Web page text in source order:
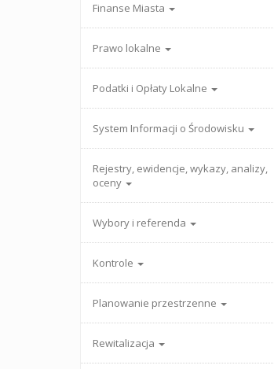
Finanse Miasta
Prawo lokalne
Podatki i Opłaty Lokalne
System Informacji o Środowisku
Rejestry, ewidencje, wykazy, analizy,
oceny
Wybory i referenda
Kontrole
Planowanie przestrzenne
Rewitalizacja